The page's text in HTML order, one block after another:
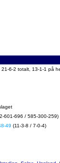
21-6-2 totalt, 13-1-1 på
601-696 / 585-300-259)
49 (11-3-8 / 7-0-4)